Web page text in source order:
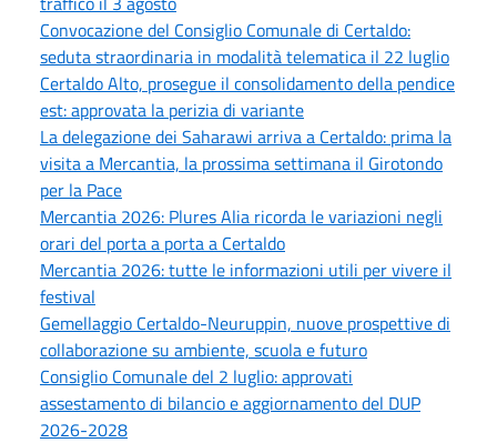
Convocazione del Consiglio Comunale di Certaldo:
seduta straordinaria in modalità telematica il 22 luglio
Certaldo Alto, prosegue il consolidamento della pendice
est: approvata la perizia di variante
La delegazione dei Saharawi arriva a Certaldo: prima la
visita a Mercantia, la prossima settimana il Girotondo
per la Pace
Mercantia 2026: Plures Alia ricorda le variazioni negli
orari del porta a porta a Certaldo
Mercantia 2026: tutte le informazioni utili per vivere il
festival
Gemellaggio Certaldo-Neuruppin, nuove prospettive di
collaborazione su ambiente, scuola e futuro
Consiglio Comunale del 2 luglio: approvati
assestamento di bilancio e aggiornamento del DUP
2026-2028